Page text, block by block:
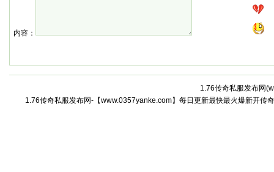
内容：
1.76传奇私服发布网(
1.76传奇私服发布网-【www.0357yanke.com】每日更新最快最火爆新开传